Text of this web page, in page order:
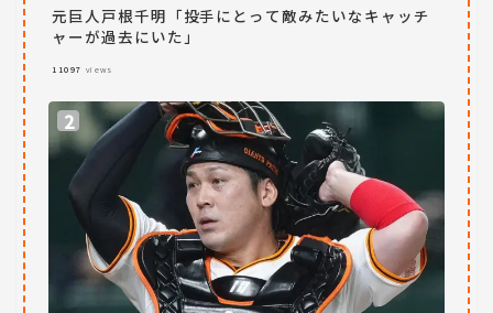
元巨人戸根千明「投手にとって敵みたいなキャッチ
ャーが過去にいた」
11097 views